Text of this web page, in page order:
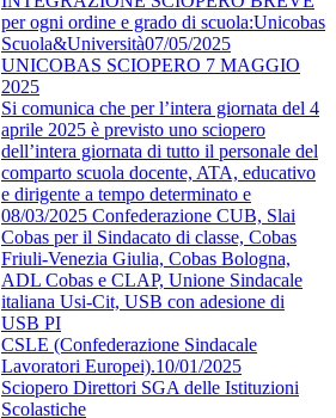
per ogni ordine e grado di scuola:Unicobas
Scuola&Università07/05/2025
UNICOBAS SCIOPERO 7 MAGGIO
2025
Si comunica che per l’intera giornata del 4
aprile 2025 è previsto uno sciopero
dell’intera giornata di tutto il personale del
comparto scuola docente, ATA, educativo
e dirigente a tempo determinato e
08/03/2025 Confederazione CUB, Slai
Cobas per il Sindacato di classe, Cobas
Friuli-Venezia Giulia, Cobas Bologna,
ADL Cobas e CLAP, Unione Sindacale
italiana Usi-Cit, USB con adesione di
USB PI
CSLE (Confederazione Sindacale
Lavoratori Europei).10/01/2025
Sciopero Direttori SGA delle Istituzioni
Scolastiche